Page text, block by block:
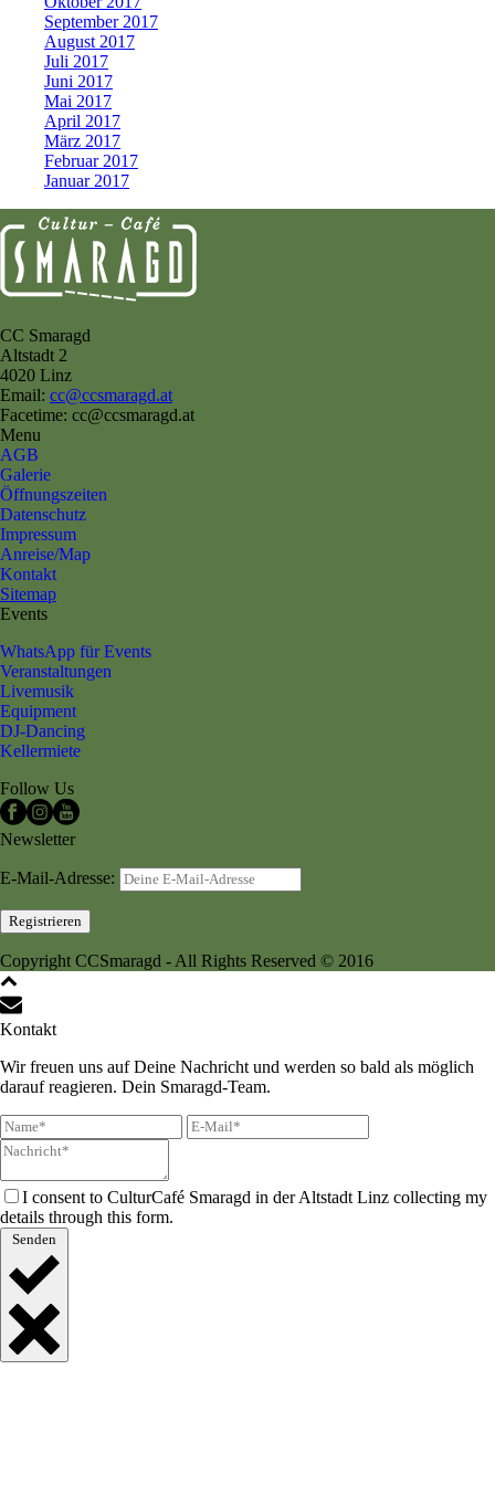
September 2017
August 2017
Juli 2017
Juni 2017
Mai 2017
April 2017
März 2017
Februar 2017
Januar 2017
CC Smaragd
Altstadt 2
4020 Linz
Email: cc@ccsmaragd.at
Facetime: cc@ccsmaragd.at
Menu
AGB
Galerie
Öffnungszeiten
Datenschutz
Impressum
Anreise/Map
Kontakt
Sitemap
Events
WhatsApp für Events
Veranstaltungen
Livemusik
Equipment
DJ-Dancing
Kellermiete
Follow Us
Newsletter
E-Mail-Adresse:
Copyright CCSmaragd - All Rights Reserved © 2016
Kontakt
Wir freuen uns auf Deine Nachricht und werden so bald als möglich
darauf reagieren. Dein Smaragd-Team.
I consent to CulturCafé Smaragd in der Altstadt Linz collecting my
details through this form.
Senden